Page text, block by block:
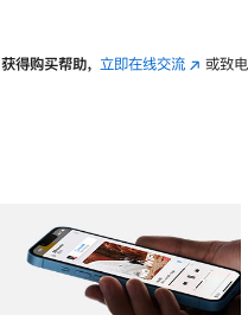
获得购买帮助， 立即在线交流(在 或致电
图库 图像 4